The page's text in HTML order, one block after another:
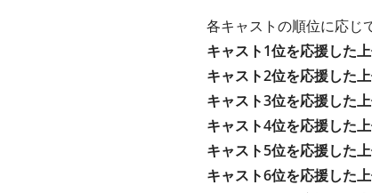
各キャストの順位に応じ
キャスト1位を応援した
キャスト2位を応援した
キャスト3位を応援した
キャスト4位を応援した
キャスト5位を応援した
キャスト6位を応援した